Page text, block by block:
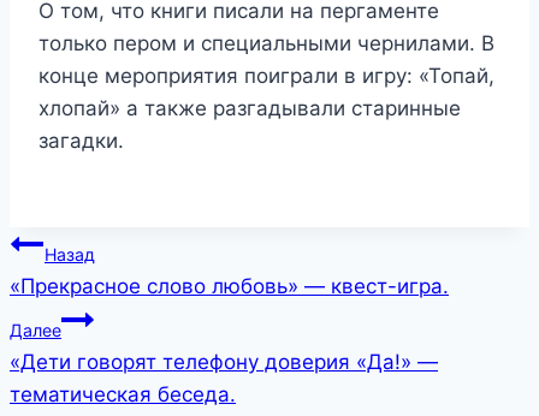
О том, что книги писали на пергаменте
только пером и специальными чернилами. В
конце мероприятия поиграли в игру: «Топай,
хлопай» а также разгадывали старинные
загадки.
Навигация
по
записям
Назад
«Прекрасное слово любовь» — квест-игра.
Далее
«Дети говорят телефону доверия «Да!» —
тематическая беседа.